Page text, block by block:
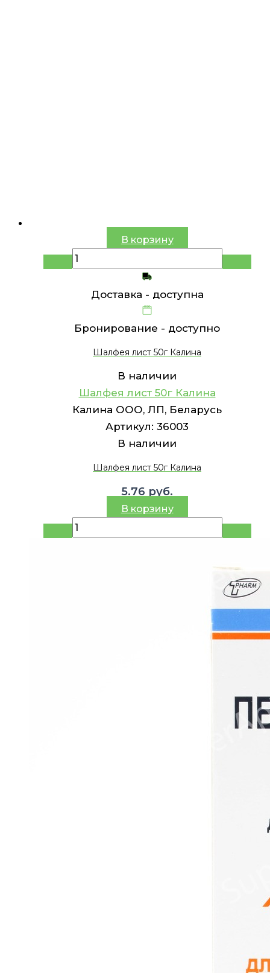
В корзину
Доставка - доступна
Бронирование - доступно
Шалфея лист 50г Калина
В наличии
Шалфея лист 50г Калина
Калина ООО, ЛП, Беларусь
Артикул: 36003
В наличии
Шалфея лист 50г Калина
5.76 руб.
В корзину